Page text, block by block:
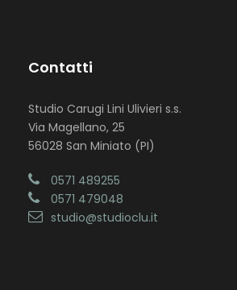
Contatti
Studio Carugi Lini Ulivieri s.s.
Via Magellano, 25
56028 San Miniato (PI)
0571 489255
0571 479048
studio@studioclu.it